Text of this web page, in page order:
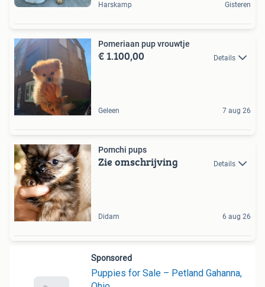
Harskamp Gisteren
Pomeriaan pup vrouwtje
€ 1.100,00 Details
Geleen 7 aug 26
Pomchi pups
Zie omschrijving Details
Didam 6 aug 26